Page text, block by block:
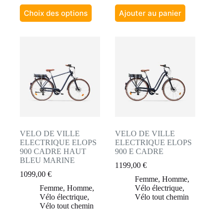
Choix des options
Ce
produit
choisies
produit
Ajouter au panier
VELO DE VILLE
ELECTRIQUE ELOPS
900 CADRE HAUT
BLEU MARINE
1099,00 €
Femme, Homme,
Vélo électrique,
Vélo tout chemin
VELO DE VILLE
ELECTRIQUE ELOPS
900 E CADRE
1199,00€
Femme,Homme,
Vélo électrique,
Vélo tout chemin